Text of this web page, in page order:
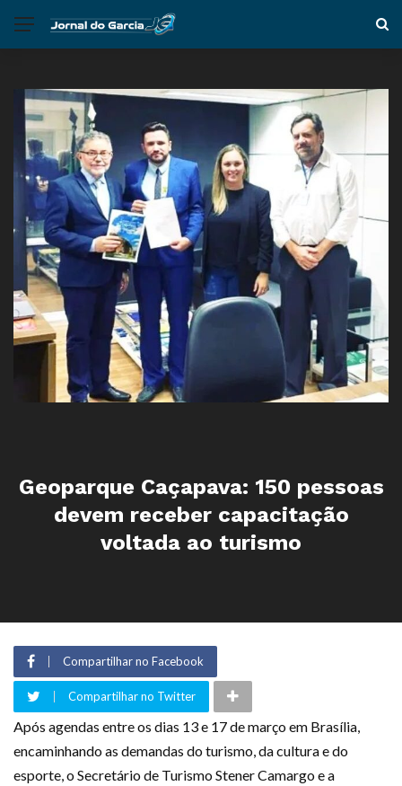
Geoparque Caçapava: 150 pessoas
devem receber capacitação
voltada ao turismo
Compartilhar no Facebook
Compartilhar no Twitter
Após agendas entre os dias 13 e 17 de março em Brasília,
encaminhando as demandas do turismo, da cultura e do
esporte, o Secretário de Turismo Stener Camargo e a